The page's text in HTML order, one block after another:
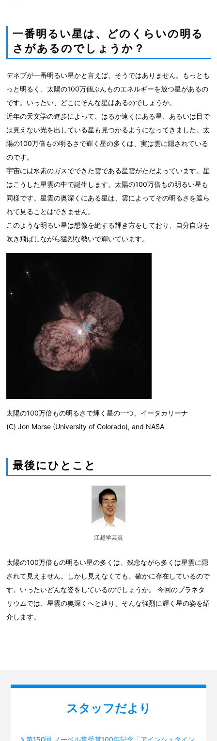
一番明るい星は、どのくらいの明る
さがあるのでしょうか？
デネブが一番明るい星かと言えば、そうではありません。もっとも
っと明るく、太陽の100万個ぶんものエネルギーを放つ星があるの
です。いったい、どこにそんな星はあるのでしょうか。
近年の天文学の進歩によって、はるか遠くにある星、あるいは目で
は見えない光を出している星も見つかるようになってきました。太
陽の100万倍もの明るさで輝く星の多くは、実は雲に隠されている
のです。
宇宙には水素のガスでできた雲である星雲がただよっています。星
はこうした星雲の中で誕生します。太陽の100万倍もの明るい星も
同様です。星雲の奥深くにある星は、雲によってその明るさを遮ら
れて見ることはできません。
このような明るい星は想像を絶する輝き方をしており、自分自身を
吹き飛ばしながら猛烈な勢いで輝いています。
太陽の100万倍もの明るさで輝く星の一つ、イータカリーナ
(C) Jon Morse (University of Colorado), and NASA
最後にひとこと
江越学芸員
太陽の100万倍もの明るい星の多くは、残念ながら多くは星雲に隠
されて見えません。しかし見えなくても、確かに存在しているので
す。いったいどんな姿をしているのでしょうか。 今回のプラネタ
リウムでは、星雲の奥深くへと辿り、そんな強烈に輝く星の姿を紹
介します。
スタッフだより